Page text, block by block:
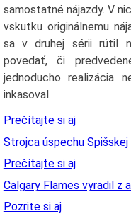
samostatné nájazdy. V
vskutku originálnemu
sa v druhej sérii rútil
povedať, či
jednoducho realizácia
inkasoval.
Prečítajte si aj
Strojca úspechu
Prečítajte si aj
Calgary Flames vyradil z
Pozrite si aj